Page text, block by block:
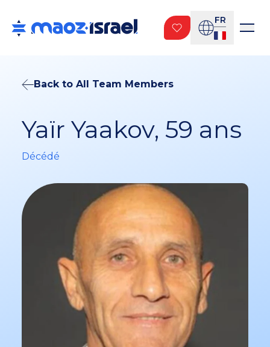
FR
Back to All Team Members
Yaïr Yaakov, 59 ans
Décédé